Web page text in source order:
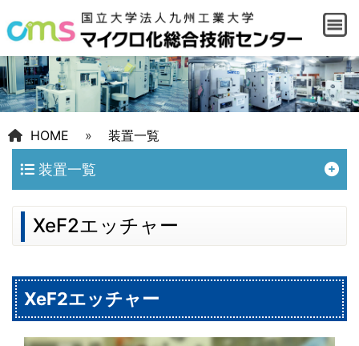
HOME » 装置一覧
装置一覧
XeF2エッチャー
XeF2エッチャー